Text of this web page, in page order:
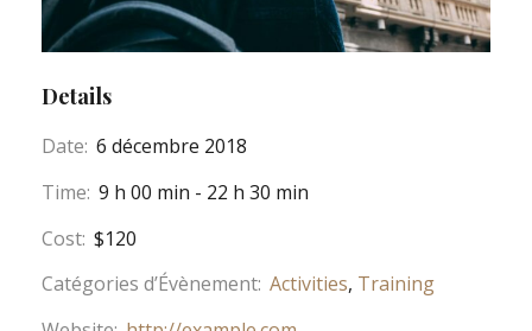
Details
Date: 6 décembre 2018
Time: 9 h 00 min - 22 h 30 min
Cost: $120
Catégories d’Évènement: Activities, Training